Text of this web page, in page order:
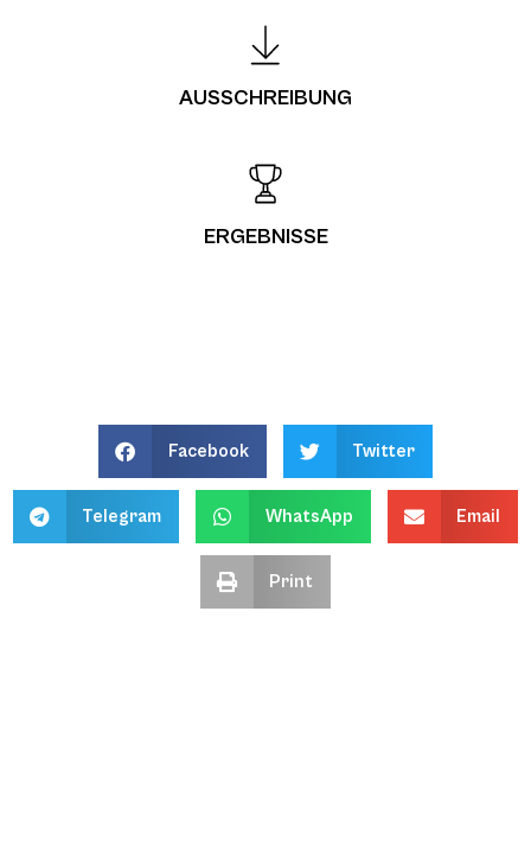
AUSSCHREIBUNG
ERGEBNISSE
Facebook Twitter
Telegram WhatsApp Email
Print